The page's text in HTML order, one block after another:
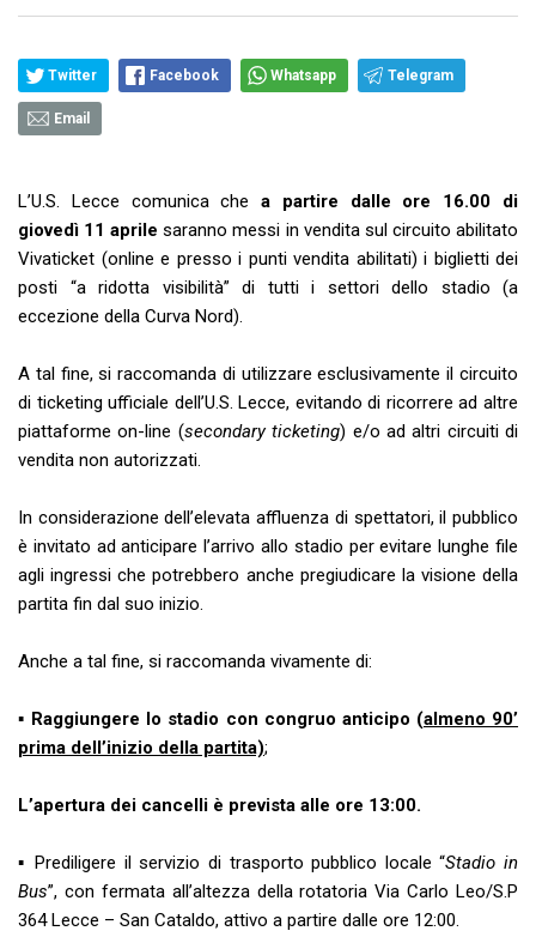
Twitter Facebook Whatsapp Telegram
Email
L’U.S. Lecce comunica chea partire dalle ore 16.00 di
giovedì 11 aprilesaranno messi in vendita sul circuito abilitato
Vivaticket (online e presso i punti vendita abilitati) i biglietti dei
posti “a ridotta visibilità” di tutti i settori dello stadio (a
eccezione della Curva Nord).
A tal fine, si raccomanda di utilizzare esclusivamente il circuito
di ticketing ufficiale dell’U.S. Lecce, evitando di ricorrere ad altre
piattaforme on-line (secondary ticketing) e/o ad altri circuiti di
vendita non autorizzati.
In considerazione dell’elevata affluenza di spettatori, il pubblico
è invitato ad anticipare l’arrivo allo stadio per evitare lunghe file
agli ingressi che potrebbero anche pregiudicare la visione della
partita fin dal suo inizio.
Anche a tal fine, si raccomanda vivamente di:
▪ Raggiungere lo stadio con congruo anticipo (almeno 90’
prima dell’inizio della partita);
L’apertura dei cancelli è prevista alle ore 13:00.
▪ Prediligere il servizio di trasporto pubblico locale “Stadio in
Bus”, con fermata all’altezza della rotatoria Via Carlo Leo/S.P
364 Lecce – San Cataldo, attivo a partire dalle ore 12:00.